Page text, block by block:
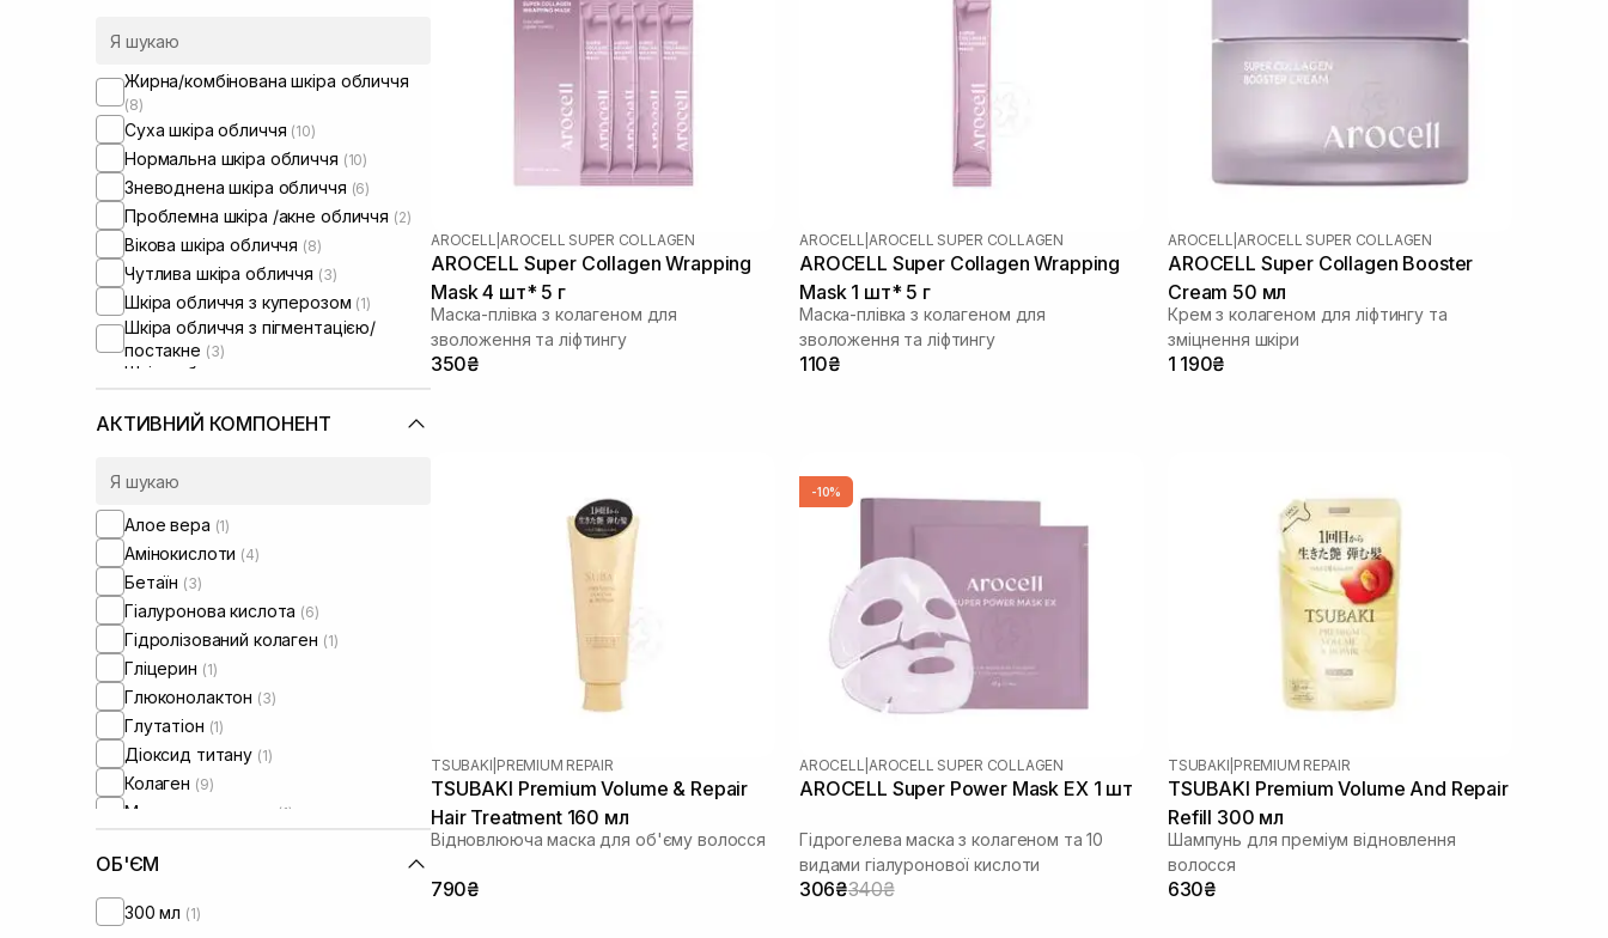
Жирна/комбінована шкіра обличчя
(8)
Суха шкіра обличчя (10)
Нормальна шкіра обличчя (10)
Зневоднена шкіра обличчя (6)
Проблемна шкіра /акне обличчя (2)
Вікова шкіра обличчя (8)
Чутлива шкіра обличчя (3)
Шкіра обличчя з куперозом (1)
Шкіра обличчя з пігментацією/
постакне (3)
Шкіра обличчя з розширеними
порами
Шкіра обличчя з порушеним
мікробіомом
Пошкоджене волосся
Тонке волосся
Ламке волосся
Для обʼєму волосся
АКТИВНИЙ КОМПОНЕНТ
Алое вера (1)
Амінокислоти (4)
Бетаїн (3)
Гіалуронова кислота (6)
Гідролізований колаген (1)
Гліцерин (1)
Глюконолактон (3)
Глутатіон (1)
Діоксид титану (1)
Колаген (9)
Маточне молочко (1)
Ніацинамід
Олія жожоба
ОБ'ЄМ
300 мл (1)
AROCELL AROCELL SUPER COLLAGEN
AROCELL Super Collagen Wrapping
Mask 4 шт* 5 г
Маска-плівка з колагеном для
зволоження та ліфтингу
350₴
AROCELL AROCELL SUPER COLLAGEN
AROCELL Super Collagen Wrapping
Mask 1 шт* 5 г
Маска-плівка з колагеном для
зволоження та ліфтингу
110₴
AROCELL AROCELL SUPER COLLAGEN
AROCELL Super Collagen Booster
Cream 50 мл
Крем з колагеном для ліфтингу та
зміцнення шкіри
1 190₴
TSUBAKI PREMIUM REPAIR
TSUBAKI Premium Volume & Repair
Hair Treatment 160 мл
Відновлююча маска для об'єму волосся
790₴
-10%
AROCELL AROCELL SUPER COLLAGEN
AROCELL Super Power Mask EX 1 шт
Гідрогелева маска з колагеном та 10
видами гіалуронової кислоти
306₴340₴
TSUBAKI PREMIUM REPAIR
TSUBAKI Premium Volume And Repair
Refill 300 мл
Шампунь для преміум відновлення
волосся
630₴